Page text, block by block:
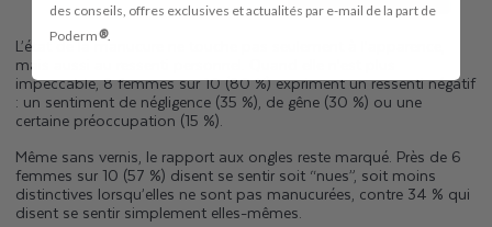
L’état de la manucure ne touche pas seulement à l’apparence,
mais aussi au ressenti personnel. Quand elle n’est plus
impeccable, 8 femmes sur 10 (80 %) expriment un ressenti négatif
: un sentiment de négligence (35 %), de gêne (30 %) ou une
certaine préoccupation (15 %).
Même sans vernis, le rapport aux ongles reste marqué. Près de 6
femmes sur 10 (57 %) disent se sentir soit “nues”, soit moins
distinctives lorsqu’elles ne sont pas manucurées, contre 34 % qui
disent se sentir simplement elles-mêmes.
des conseils, offres exclusives et actualités par e-mail de la part de
Poderm®.